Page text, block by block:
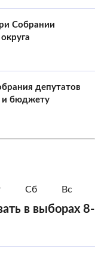
Собрании
депутатов
и бюджету
Сб Вс
в выборах 8-